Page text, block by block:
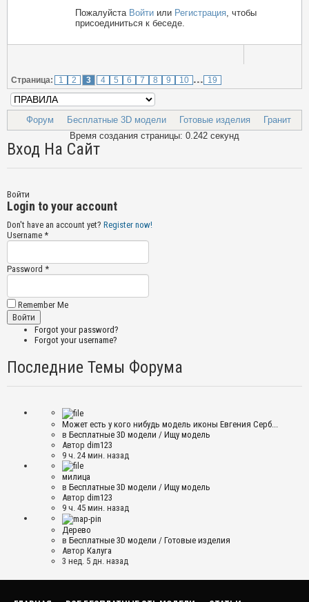
Пожалуйста Войти или Регистрация, чтобы
присоединиться к беседе.
Страница: 1 2 3 4 5 6 7 8 9 10 ... 19
Форум Бесплатные 3D модели Готовые изделия
Гранит
Время создания страницы: 0.242 секунд
Вход На Сайт
Войти
Login to your account
Don't have an account yet? Register now!
Username *
Password *
Remember Me
Forgot your password?
Forgot your username?
Последние Темы Форума
Может есть у кого нибудь модель иконы Евгения Серб...
в Бесплатные 3D модели / Ищу модель
Автор dim123
9 ч. 24 мин. назад
милица
в Бесплатные 3D модели / Ищу модель
Автор dim123
9 ч. 45 мин. назад
Дерево
в Бесплатные 3D модели / Готовые изделия
Автор Калуга
3 нед. 5 дн. назад